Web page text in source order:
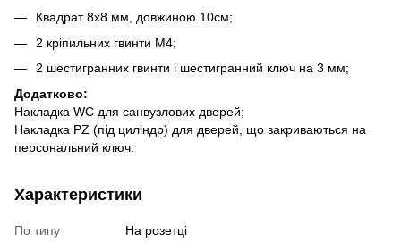
Квадрат 8х8 мм, довжиною 10см;
2 кріпильних гвинти М4;
2 шестигранних гвинти і шестигранний ключ на 3 мм;
Додатково:
Накладка WC для санвузлових дверей;
Накладка PZ (під циліндр) для дверей, що закриваються на
персональний ключ.
Характеристики
По типу
На розетці